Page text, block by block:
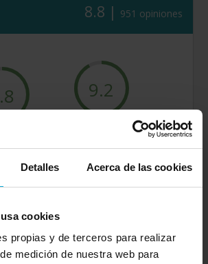
Detalles Acerca de las cookies
cookies
propias y de terceros para realizar
medición de nuestra web para
8.8 | 951 opiniones
general
9.2
Valoración sobre la
8.4
calidad/precio